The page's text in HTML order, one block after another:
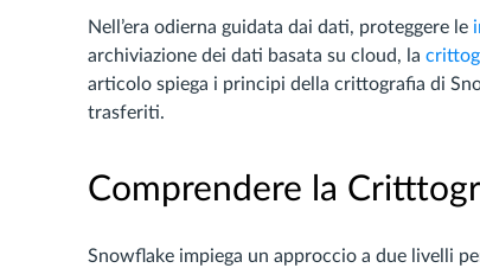
Nell’era odierna guidata dai dati, proteggere le
archiviazione dei dati basata su cloud, la
articolo spiega i principi della crittografia di
trasferiti.
Comprendere la
Snowflake impiega un approccio a due livelli